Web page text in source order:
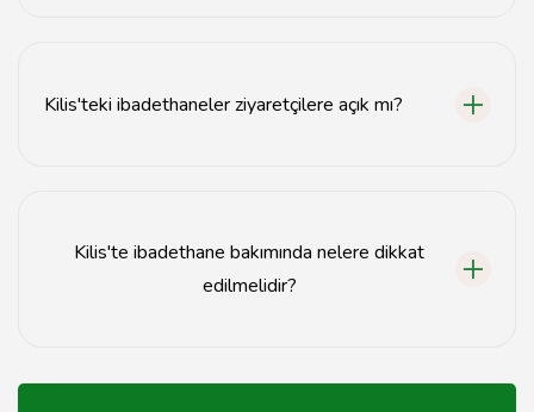
Kilis'teki ibadethaneler ziyaretçilere açık mı?
Kilis'te ibadethane bakımında nelere dikkat
edilmelidir?
vermemek, düzenli bakım ve onarım yapmak önemlidir.